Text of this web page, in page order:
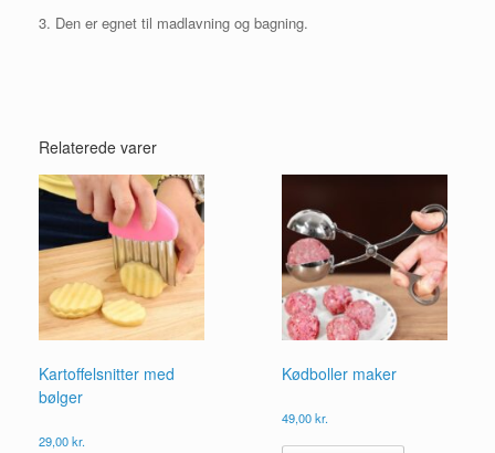
3. Den er egnet til madlavning og bagning.
Relaterede varer
Kartoffelsnitter med
bølger
29,00kr.
Kødboller maker
49,00kr.